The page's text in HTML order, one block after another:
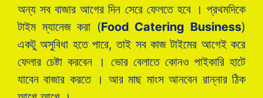
অন্য সব বাজার আগের দিন সেরে ফেলতে হবে । প্রথমদিকে
টাইম ম্যানেজ করা (Food Catering Business)
একটু অসুবিধা হতে পারে, তাই সব কাজ টাইমের আগেই করে
ফেলার চেষ্টা করবেন । ভোর বেলাতে কোনও পাইকারি হাটে
যাবেন বাজার করতে । আর মাছ মাংস আনবেন রান্নার ঠিক